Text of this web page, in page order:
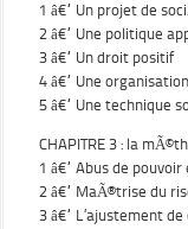
1 â€“ Un projet de
2 â€“ Une politique
3 â€“ Un droit positif
4 â€“ Une
5 â€“ Une technique
CHAPITRE 3 : la
1 â€“ Abus de
2 â€“ MaÃ®trise du
3 â€“ L’ajustement